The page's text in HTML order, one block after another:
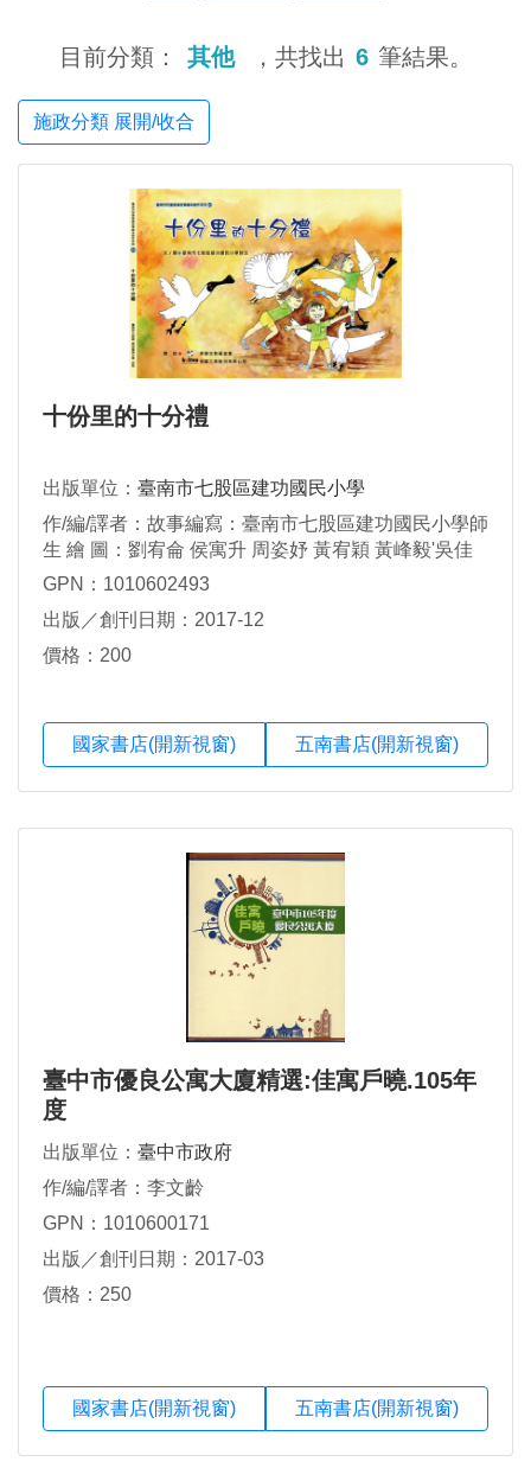
目前分類： 其他 ，共找出 6 筆結果。
施政分類 展開/收合
十份里的十分禮
出版單位： 臺南市七股區建功國民小學
作/編/譯者：故事編寫：臺南市七股區建功國民小學師
生 繪 圖：劉宥侖 侯寓升 周姿妤 黃宥穎 黃峰毅'吳佳
柔 黃宗瑩 周佳臻 盧 萱
GPN：1010602493
出版／創刊日期：2017-12
價格：200
國家書店(開新視窗) 五南書店(開新視窗)
臺中市優良公寓大廈精選:佳寓戶曉.105年
度
出版單位： 臺中市政府
作/編/譯者：李文齡
GPN：1010600171
出版／創刊日期：2017-03
價格：250
國家書店(開新視窗) 五南書店(開新視窗)